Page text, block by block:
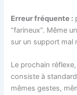
Erreur fréquente :
“farineux”. Même
sur un support mal
Le prochain
consiste à
mêmes gestes,